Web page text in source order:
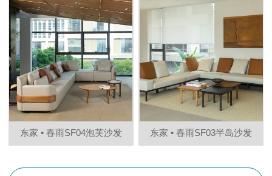
东家 • 春雨SF04泡芙沙发 东家 • 春雨SF03半岛沙发